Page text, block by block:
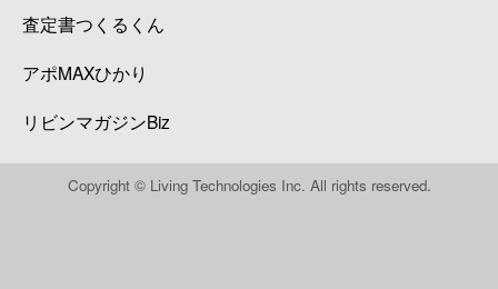
査定書つくるくん
アポMAXひかり
リビンマガジンBiz
Copyright © Living Technologies Inc. All rights reserved.